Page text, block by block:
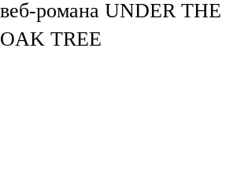
веб-романа UNDER THE
OAK TREE